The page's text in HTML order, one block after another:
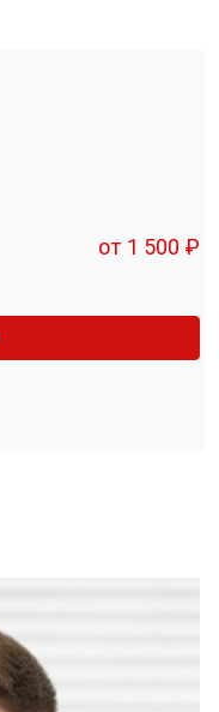
от 1 500 ₽